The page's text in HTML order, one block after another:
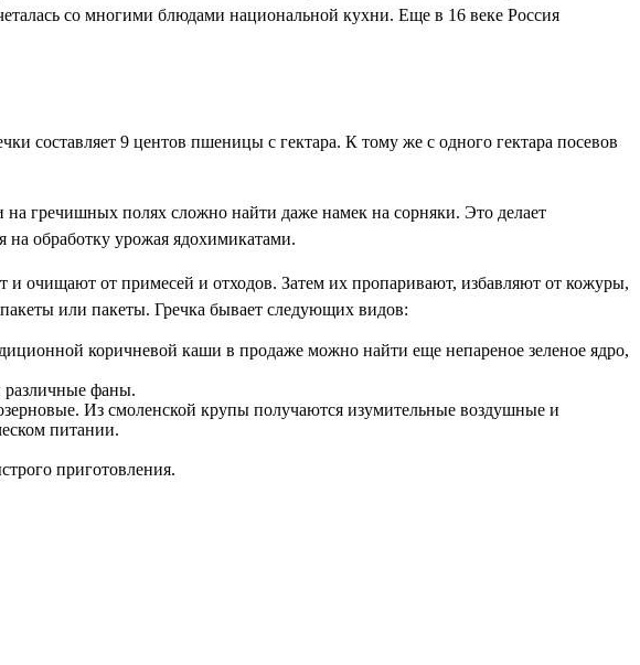
со многими блюдами национальной кухни. Еще в 16 веке Россия
составляет 9 центов пшеницы с гектара. К тому же с одного гектара посевов
на гречишных полях сложно найти даже намек на сорняки. Это делает
на обработку урожая ядохимикатами.
и очищают от примесей и отходов. Затем их пропаривают, избавляют от кожуры,
или пакеты. Гречка бывает следующих видов:
коричневой каши в продаже можно найти еще непареное зеленое ядро,
различные фаны.
Из смоленской крупы получаются изумительные воздушные и
питании.
приготовления.